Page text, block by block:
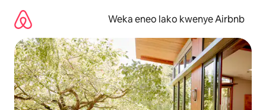
kwenda
kwenye
maudhui
Weka eneo lako kwenye Airbnb